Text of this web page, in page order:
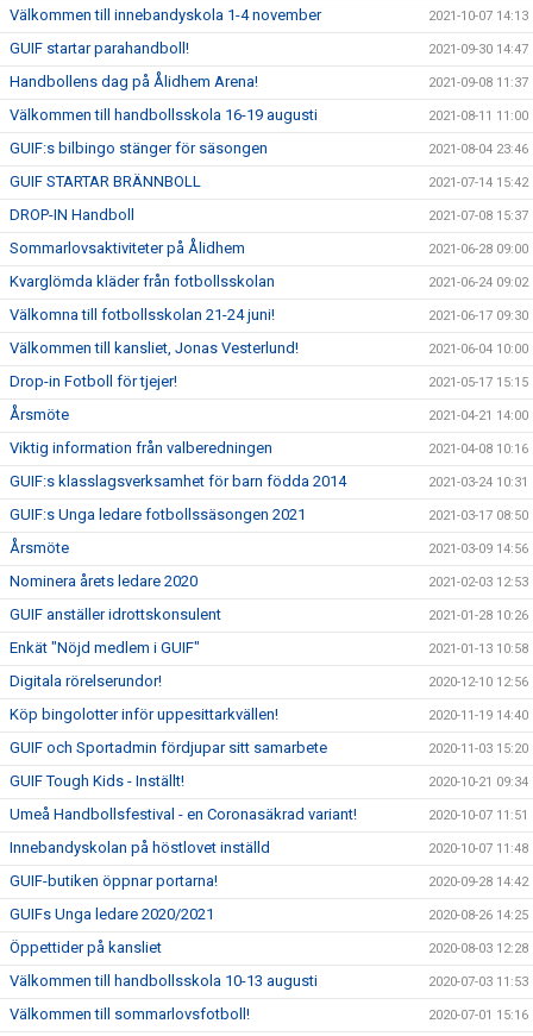
Välkommen till innebandyskola 1-4 november 2021-10-07 14:13
GUIF startar parahandboll! 2021-09-30 14:47
Handbollens dag på Ålidhem Arena! 2021-09-08 11:37
Välkommen till handbollsskola 16-19 augusti 2021-08-11 11:00
GUIF:s bilbingo stänger för säsongen 2021-08-04 23:46
GUIF STARTAR BRÄNNBOLL 2021-07-14 15:42
DROP-IN Handboll 2021-07-08 15:37
Sommarlovsaktiviteter på Ålidhem 2021-06-28 09:00
Kvarglömda kläder från fotbollsskolan 2021-06-24 09:02
Välkomna till fotbollsskolan 21-24 juni! 2021-06-17 09:30
Välkommen till kansliet, Jonas Vesterlund! 2021-06-04 10:00
Drop-in Fotboll för tjejer! 2021-05-17 15:15
Årsmöte 2021-04-21 14:00
Viktig information från valberedningen 2021-04-08 10:16
GUIF:s klasslagsverksamhet för barn födda 2014 2021-03-24 10:31
GUIF:s Unga ledare fotbollssäsongen 2021 2021-03-17 08:50
Årsmöte 2021-03-09 14:56
Nominera årets ledare 2020 2021-02-03 12:53
GUIF anställer idrottskonsulent 2021-01-28 10:26
Enkät "Nöjd medlem i GUIF" 2021-01-13 10:58
Digitala rörelserundor! 2020-12-10 12:56
Köp bingolotter inför uppesittarkvällen! 2020-11-19 14:40
GUIF och Sportadmin fördjupar sitt samarbete 2020-11-03 15:20
GUIF Tough Kids - Inställt! 2020-10-21 09:34
Umeå Handbollsfestival - en Coronasäkrad variant! 2020-10-07 11:51
Innebandyskolan på höstlovet inställd 2020-10-07 11:48
GUIF-butiken öppnar portarna! 2020-09-28 14:42
GUIFs Unga ledare 2020/2021 2020-08-26 14:25
Öppettider på kansliet 2020-08-03 12:28
Välkommen till handbollsskola 10-13 augusti 2020-07-03 11:53
Välkommen till sommarlovsfotboll! 2020-07-01 15:16